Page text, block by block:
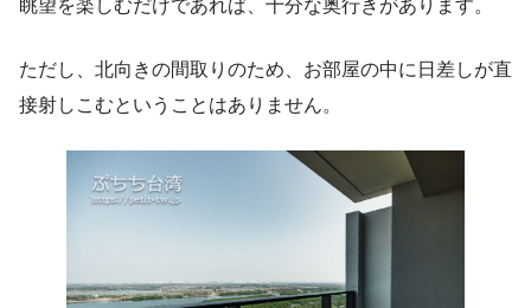
ただし、北向きの間取りのため、お部屋の中に日差しが直
接射しこむということはありません。